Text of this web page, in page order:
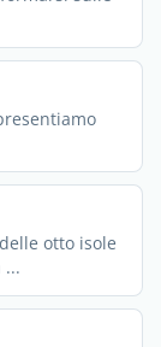
otto isole
...